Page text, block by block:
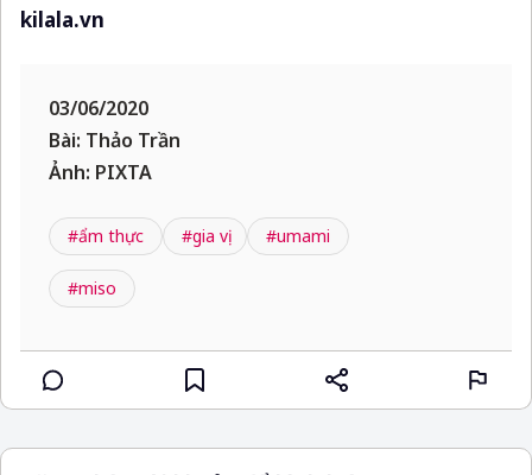
kilala.vn
03/06/2020
Bài: Thảo Trần
Ảnh: PIXTA
#ẩm thực #gia vị #umami
#miso